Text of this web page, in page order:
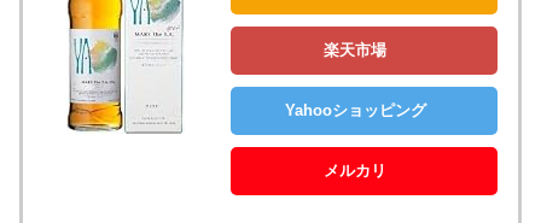
楽天市場
Yahooショッピング
メルカリ